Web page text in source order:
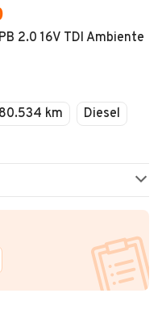
2.0 16V TDI Ambiente
km
Diesel